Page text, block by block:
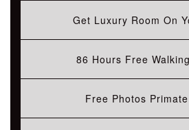
Get Luxury Room On
86 Hours Free
Free Photos